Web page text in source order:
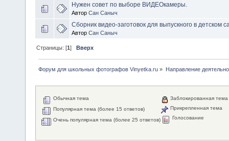
Нужен совет по выборе ВИДЕОкамеры.
Автор Сан Саныч
Сборник видео-заготовок для выпускного в детском
Автор Сан Саныч
Страницы: [1]Вверх
Форум для школьных фотографов Vinyetka.ru » Направление
Обычная тема
Популярная тема (более 15 ответов)
Очень популярная тема (более 25 ответов)
Заблокированная тема
Прикрепленная тема
Голосование